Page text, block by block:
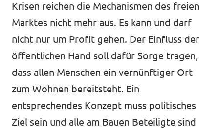
Krisen reichen die Mechanismen des freien
Marktes nicht mehr aus. Es kann und darf
nicht nur um Profit gehen. Der Einfluss der
öffentlichen Hand soll dafür Sorge tragen,
dass allen Menschen ein vernünftiger Ort
zum Wohnen bereitsteht. Ein
entsprechendes Konzept muss politisches
Ziel sein und alle am Bauen Beteiligte sind